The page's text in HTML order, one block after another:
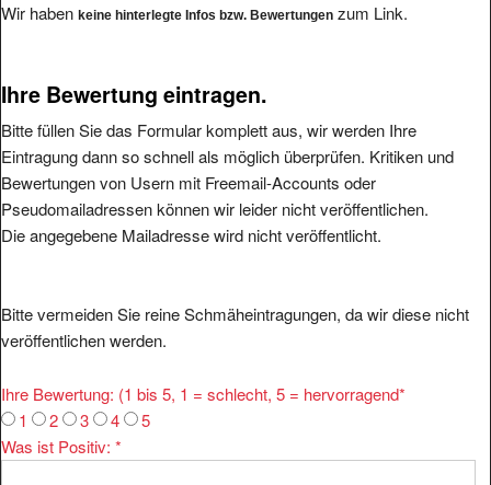
Wir haben keine hinterlegte Infos bzw. Bewertungen zum Link.
Ihre Bewertung eintragen.
Bitte füllen Sie das Formular komplett aus, wir werden Ihre
Eintragung dann so schnell als möglich überprüfen. Kritiken und
Bewertungen von Usern mit Freemail-Accounts oder
Pseudomailadressen können wir leider nicht veröffentlichen.
Die angegebene Mailadresse wird nicht veröffentlicht.
Bitte vermeiden Sie reine Schmäheintragungen, da wir diese nicht
veröffentlichen werden.
Ihre Bewertung: (1 bis 5, 1 = schlecht, 5 = hervorragend*
1
2 3 4
5
Was ist Positiv: *